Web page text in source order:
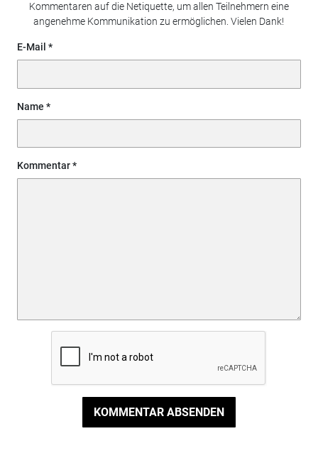
Kommentaren auf die Netiquette, um allen Teilnehmern eine
angenehme Kommunikation zu ermöglichen. Vielen Dank!
E-Mail
Name
Kommentar
KOMMENTAR ABSENDEN